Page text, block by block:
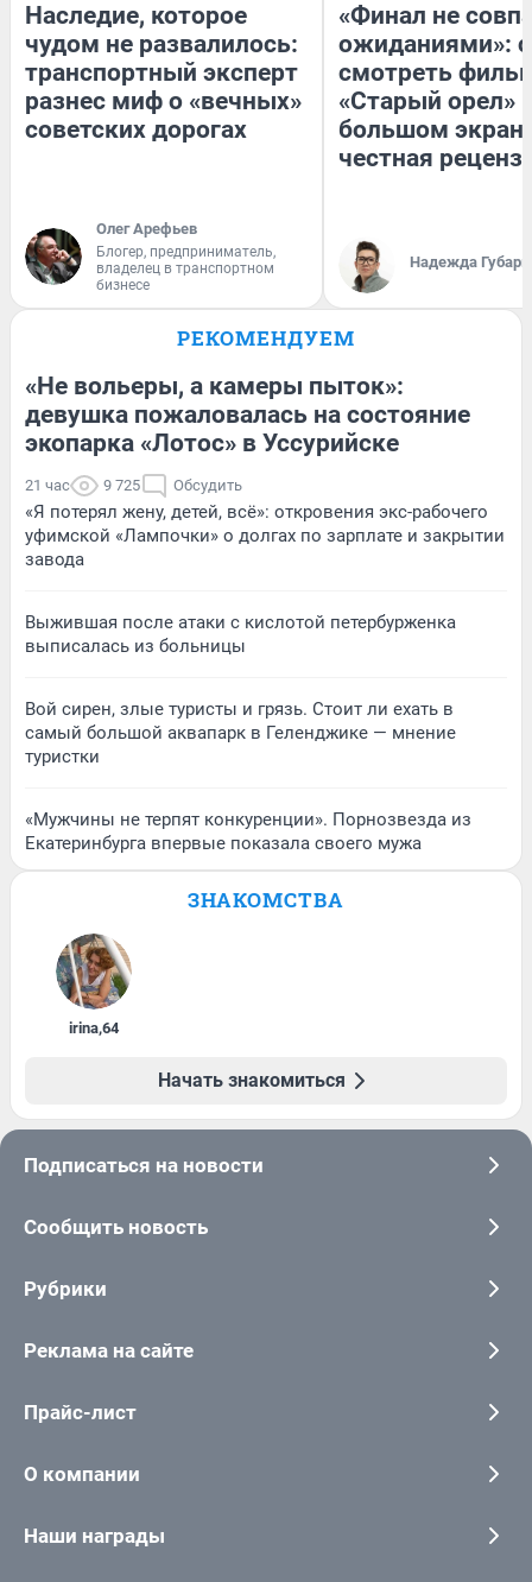
Наследие, которое
чудом не развалилось:
транспортный эксперт
разнес миф о «вечных»
советских дорогах
Олег Арефьев
Блогер, предприниматель,
владелец в транспортном
бизнесе
«Финал не
ожиданиями»:
смотреть
«Старый орел»
большом
честная
Надежда Губарь
РЕКОМЕНДУЕМ
«Не вольеры, а камеры пыток»:
девушка пожаловалась на состояние
экопарка «Лотос» в Уссурийске
21 час 9 725 Обсудить
«Я потерял жену, детей, всё»: откровения экс-рабочего
уфимской «Лампочки» о долгах по зарплате и закрытии
завода
Выжившая после атаки с кислотой петербурженка
выписалась из больницы
Вой сирен, злые туристы и грязь. Стоит ли ехать в
самый большой аквапарк в Геленджике — мнение
туристки
«Мужчины не терпят конкуренции». Порнозвезда из
Екатеринбурга впервые показала своего мужа
ЗНАКОМСТВА
irina,64
Начать знакомиться
Подписаться на новости
Сообщить новость
Рубрики
Реклама на сайте
Прайс-лист
О компании
Наши награды